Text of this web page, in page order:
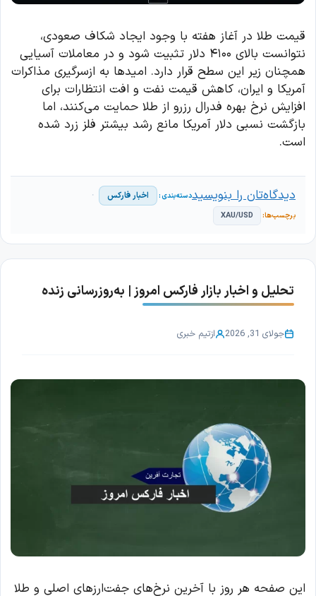
قیمت طلا در آغاز هفته با وجود ایجاد شکاف صعودی،
نتوانست بالای ۴۱۰۰ دلار تثبیت شود و در معاملات آسیایی
همچنان زیر این سطح قرار دارد. امیدها به ازسرگیری مذاکرات
آمریکا و ایران، کاهش قیمت نفت و افت انتظارات برای
افزایش نرخ بهره فدرال رزرو از طلا حمایت می‌کنند، اما
بازگشت نسبی دلار آمریکا مانع رشد بیشتر فلز زرد شده
است.
اخبار فارکس
XAU/USD
دیدگاه‌تان را بنویسید
تحلیل و اخبار بازار فارکس امروز | به‌روزرسانی زنده
جولای 31, 2026 ازتیم خبری
این صفحه هر روز با آخرین نرخ‌های جفت‌ارزهای اصلی و طلا